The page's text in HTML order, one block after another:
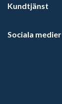
Kundtjänst
Sociala medier